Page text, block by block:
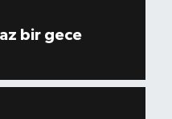
bir gece